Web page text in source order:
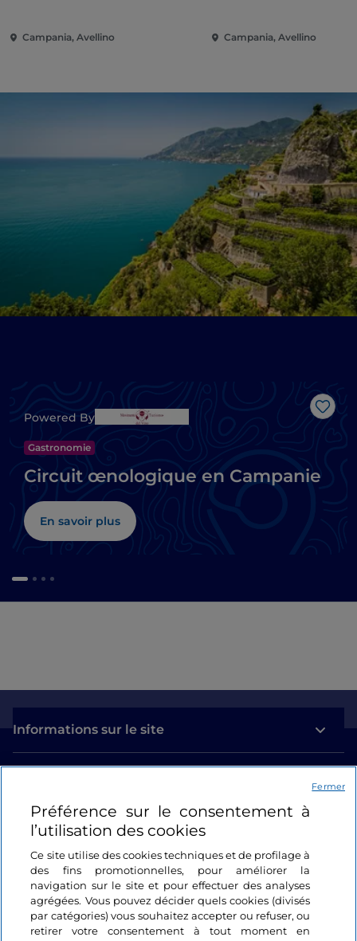
Campania, Avellino Campania, Avellino
Powered By
Gastronomie
Circuit œnologique en Campanie
En savoir plus
Informations sur le site
Se connecter
Suivez-nous
Préférence sur le consentement à
l’utilisation des cookies
Ce site utilise des cookies techniques et de profilage à
des fins promotionnelles, pour améliorer la
navigation sur le site et pour effectuer des analyses
agrégées. Vous pouvez décider quels cookies (divisés
par catégories) vous souhaitez accepter ou refuser, ou
retirer votre consentement à tout moment en
Fermer